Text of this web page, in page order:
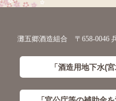
灘五郷酒造組合 〒658-0046
「酒造用地下水(